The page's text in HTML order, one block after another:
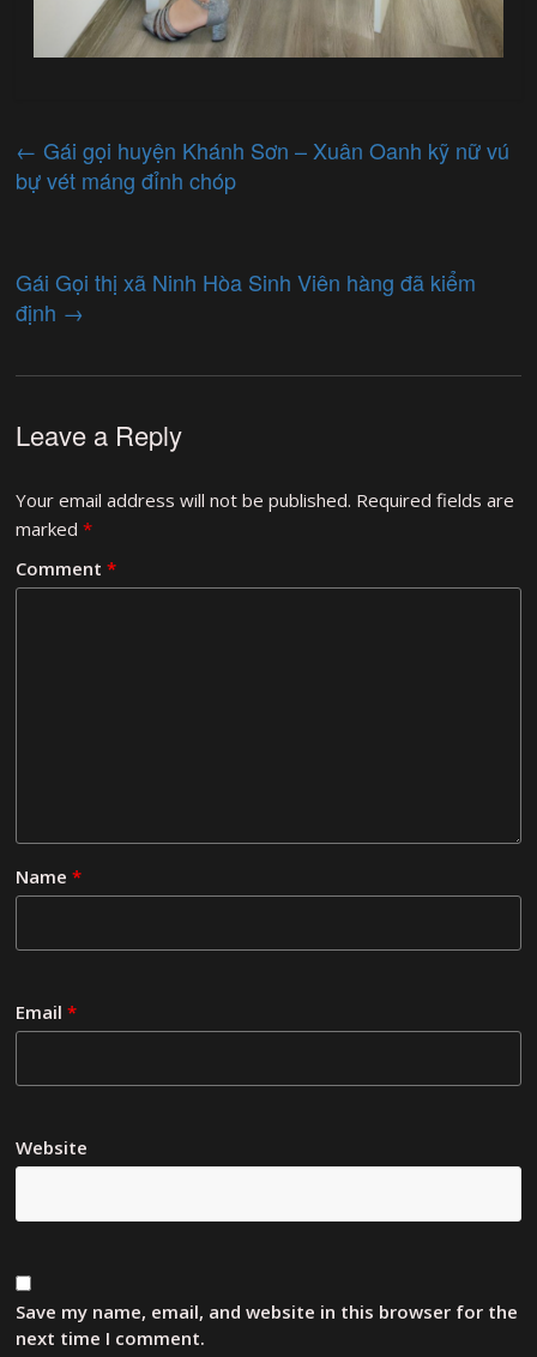
← Gái gọi huyện Khánh Sơn – Xuân Oanh kỹ nữ vú
bự vét máng đỉnh chóp
Gái Gọi thị xã Ninh Hòa Sinh Viên hàng đã kiểm
định →
Leave a Reply
Your email address will not be published. Required fields are
marked*
Comment*
Name*
Email*
Website
Save my name, email, and website in this browser for the
next time I comment.